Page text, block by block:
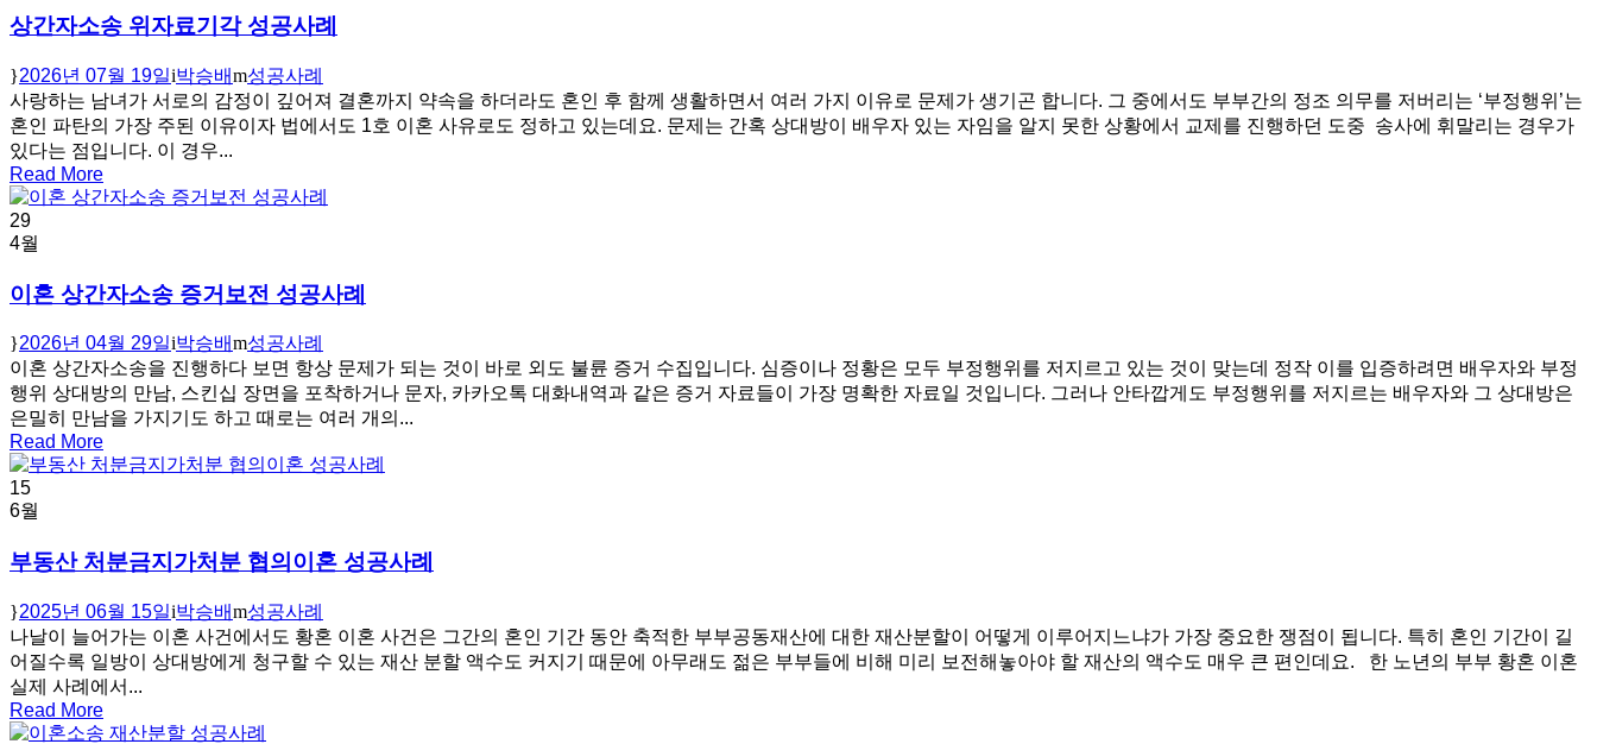
상간자소송 위자료기각 성공사례
2026년 07월 19일 박승배
성공사례
사랑하는 남녀가 서로의 감정이 깊어져 결혼까지 약속을 하더라도 혼인 후 함께 생활하면서 여러 가지 이유로 문제가 생기곤 합니다. 그 중에서도 부부간의 정조 의무를 저버리는 ‘부정행위’는
혼인 파탄의 가장 주된 이유이자 법에서도 1호 이혼 사유로도 정하고 있는데요. 문제는 간혹 상대방이 배우자 있는 자임을 알지 못한 상황에서 교제를 진행하던 도중 송사에 휘말리는 경우가
있다는 점입니다. 이 경우...
Read More
29
4월
이혼 상간자소송 증거보전 성공사례
2026년 04월 29일 박승배
성공사례
이혼 상간자소송을 진행하다 보면 항상 문제가 되는 것이 바로 외도 불륜 증거 수집입니다. 심증이나 정황은 모두 부정행위를 저지르고 있는 것이 맞는데 정작 이를 입증하려면 배우자와 부정
행위 상대방의 만남, 스킨십 장면을 포착하거나 문자, 카카오톡 대화내역과 같은 증거 자료들이 가장 명확한 자료일 것입니다. 그러나 안타깝게도 부정행위를 저지르는 배우자와 그 상대방은
은밀히 만남을 가지기도 하고 때로는 여러 개의...
Read More
15
6월
부동산 처분금지가처분 협의이혼 성공사례
2025년 06월 15일 박승배
성공사례
나날이 늘어가는 이혼 사건에서도 황혼 이혼 사건은 그간의 혼인 기간 동안 축적한 부부공동재산에 대한 재산분할이 어떻게 이루어지느냐가 가장 중요한 쟁점이 됩니다. 특히 혼인 기간이 길
어질수록 일방이 상대방에게 청구할 수 있는 재산 분할 액수도 커지기 때문에 아무래도 젊은 부부들에 비해 미리 보전해놓아야 할 재산의 액수도 매우 큰 편인데요. 한 노년의 부부 황혼 이혼
실제 사례에서...
Read More